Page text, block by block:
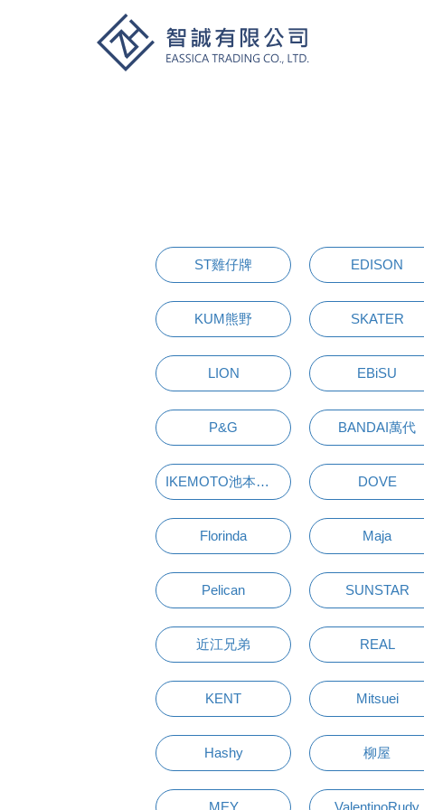
ST雞仔牌 EDISON
KUM熊野 SKATER
LION EBiSU
P&G BANDAI萬代
IKEMOTO池本刷子 DOVE
Florinda Maja
Pelican SUNSTAR
近江兄弟 REAL
KENT Mitsuei
Hashy 柳屋
MEY ValentinoRudy